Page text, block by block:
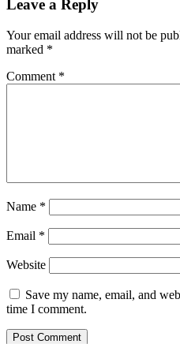
Leave a Reply
Your email address will not be
marked *
Comment *
Name *
Email *
Website
Save my name, email, and
time I comment.